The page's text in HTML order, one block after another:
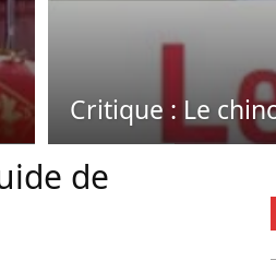
Critique : Le
de